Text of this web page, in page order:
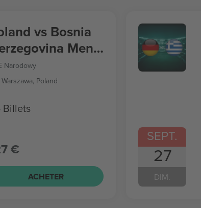
vs Bosnia
Men's
League
Narodowy
Warszawa, Poland
Billets
€
ACHETER
SEPT.
27
DIM.